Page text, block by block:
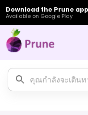
Download the Prune app
Available on Google Play